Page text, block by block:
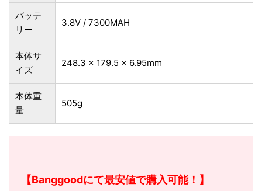
バッテ
リー
3.8V / 7300MAH
本体サ
イズ
248.3 × 179.5 × 6.95mm
本体重
量
505g
【Banggoodにて最安値で購入可能！】